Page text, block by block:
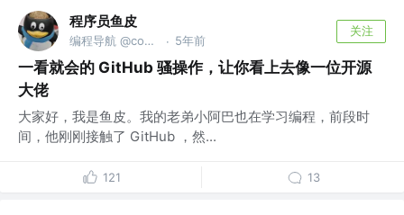
程序员鱼皮
编程导航 @codefather.cn · 5年前
关注
一看就会的 GitHub 骚操作，让你看上去像一位开源
大佬
大家好，我是鱼皮。我的老弟小阿巴也在学习编程，前段时
间，他刚刚接触了 GitHub ，然...
121 13